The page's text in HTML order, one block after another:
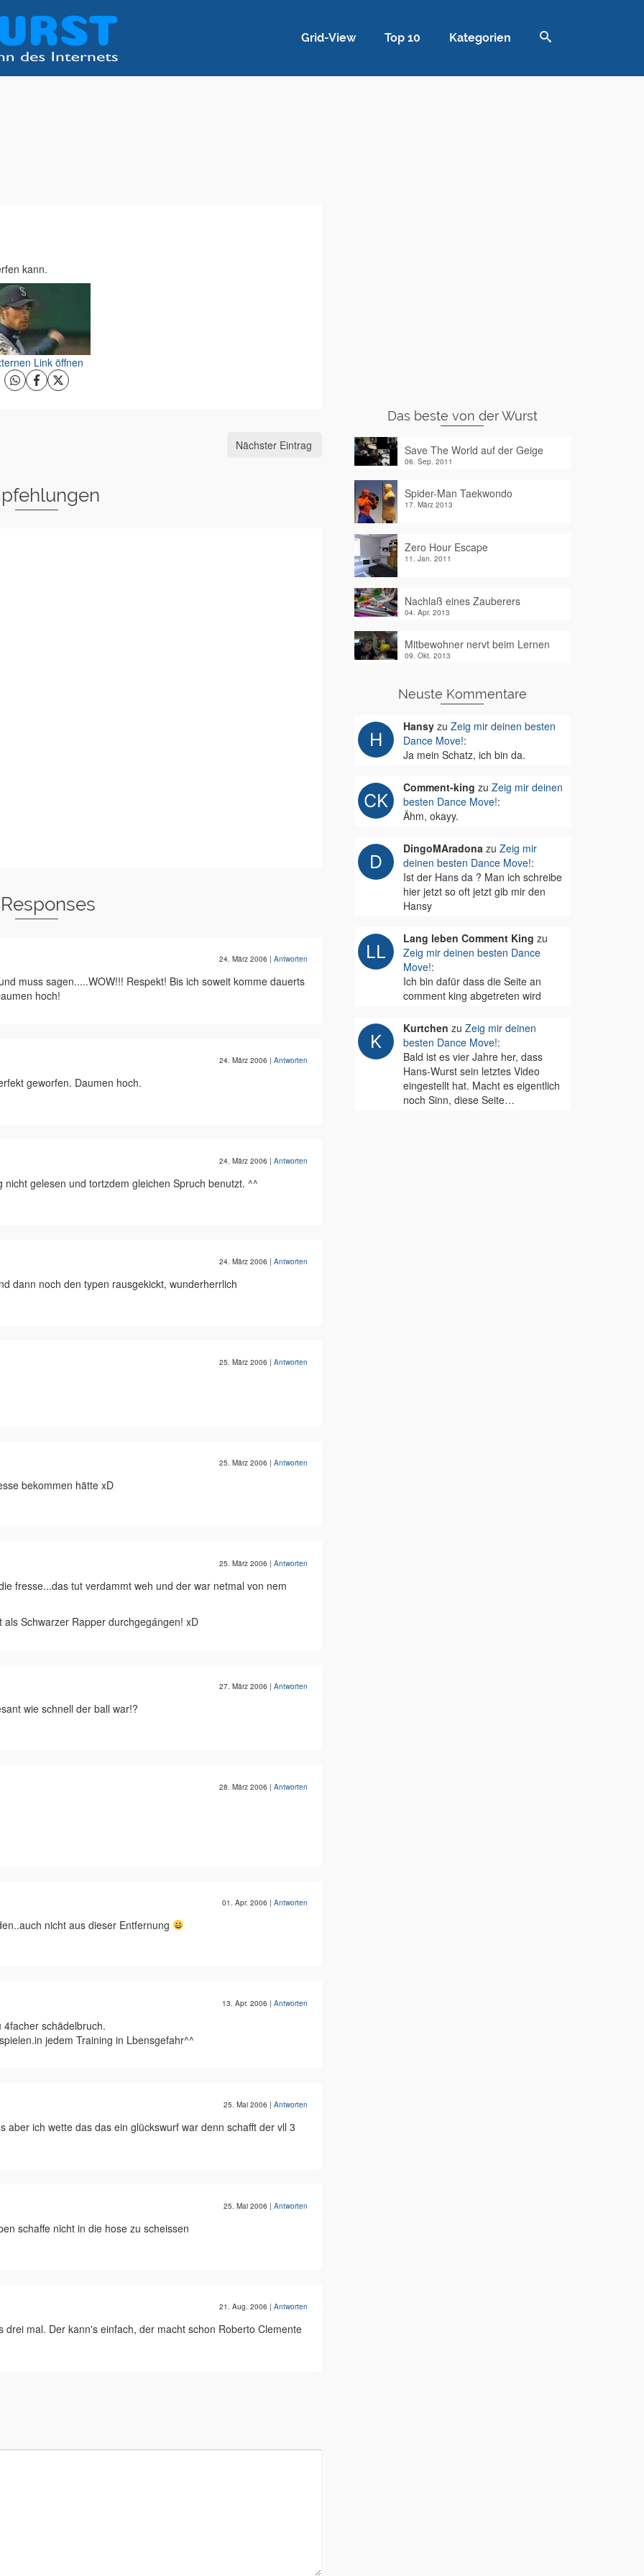
Grid-View Top 10 Kategorien
kann.
Link öffnen
Nächster Eintrag
24. März 2006 | Antworten
muss sagen.....WOW!!! Respekt! Bis ich soweit komme dauerts
hoch!
24. März 2006 | Antworten
geworfen. Daumen hoch.
24. März 2006 | Antworten
nicht gelesen und tortzdem gleichen Spruch benutzt. ^^
24. März 2006 | Antworten
dann noch den typen rausgekickt, wunderherrlich
25. März 2006 | Antworten
25. März 2006 | Antworten
bekommen hätte xD
25. März 2006 | Antworten
fresse...das tut verdammt weh und der war netmal von nem
Schwarzer Rapper durchgegángen! xD
27. März 2006 | Antworten
wie schnell der ball war!?
28. März 2006 | Antworten
01. Apr. 2006 | Antworten
nicht aus dieser Entfernung
13. Apr. 2006 | Antworten
schädelbruch.
jedem Training in Lbensgefahr^^
25. Mai 2006 | Antworten
aber ich wette das das ein glückswurf war denn schafft der vll 3
25. Mai 2006 | Antworten
schaffe nicht in die hose zu scheissen
21. Aug. 2006 | Antworten
drei mal. Der kann's einfach, der macht schon Roberto Clemente
Das beste von der Wurst
Save The World auf der Geige
06. Sep. 2011
Spider-Man Taekwondo
17. März 2013
Zero Hour Escape
11. Jan. 2011
Nachlaß eines Zauberers
04. Apr. 2013
Mitbewohner nervt beim Lernen
09. Okt. 2013
Neuste Kommentare
Hansyzu Zeig mir deinen besten
Dance Move!:
Ja mein Schatz, ich bin da.
Comment-king zu Zeig mir deinen
besten Dance Move!:
Ähm, okayy.
DingoMAradonazu Zeig mir
deinen besten Dance Move!:
Ist der Hans da ? Man ich schreibe
hier jetzt so oft jetzt gib mir den
Hansy
Lang leben Comment King zu
Zeig mir deinen besten Dance
Move!:
Ich bin dafür dass die Seite an
comment king abgetreten wird
Kurtchen zu Zeig mir deinen
besten Dance Move!:
Bald ist es vier Jahre her, dass
Hans-Wurst sein letztes Video
eingestellt hat. Macht es eigentlich
noch Sinn, diese Seite…